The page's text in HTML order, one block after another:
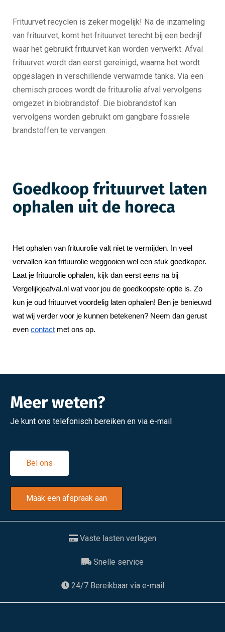
Frituurvet recyclen is zeker mogelijk! Na de inzameling
van frituurvet, komt het frituurvet terecht bij een bedrijf
waar het gebruikt frituurvet kan worden verwerkt. Afval
frituurvet wordt dan eerst gereinigd, waarna het wordt
opgeslagen in verschillende verwarmde tanks. Via een
chemisch proces wordt de frituurolie afval vervolgens
omgezet in biobrandstof. Die biobrandstof kan
vervolgens worden gebruikt om gangbare fossiele
brandstoffen te vervangen.
Goedkoop frituurvet laten
ophalen uit de horeca
Het ophalen van frituurolie valt niet te vermijden. In veel
vervallen kan frituurolie weggooien wel een stuk goedkoper.
Laat je frituurolie ophalen, kijk dan eerst eens na bij
Vergelijkjeafval.nl wat voor jou de goedkoopste optie is. Zo
kun je oud frituurvet voordelig laten ophalen! Ben je benieuwd
wat wij verder voor je kunnen betekenen? Neem dan gerust
even contact met ons op.
Meer weten?
Je kunt ons telefonisch bereiken en via e-mail
Bel ons
Maak een afspraak aan
Vaste lasten verlagen
Snelle service
24/7 Bereikbaar via e-mail